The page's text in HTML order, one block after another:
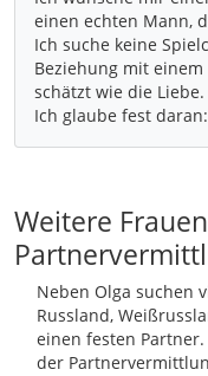
einen echten Mann,
Ich suche keine
Beziehung mit
schätzt wie die Liebe.
Weitere
Neben Olga suchen
Russland,
einen festen
der